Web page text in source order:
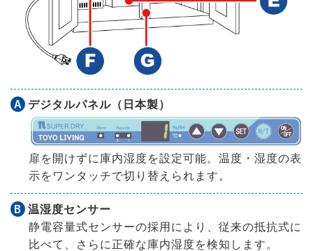
A デジタルパネル（日本製）
扉を開けずに庫内湿度を設定可能。温度・湿度の表
示をワンタッチで切り替えられます。
B 温湿度センサー
静電容量式センサーの採用により、従来の抵抗式に
比べて、さらに正確な庫内湿度を検知します。